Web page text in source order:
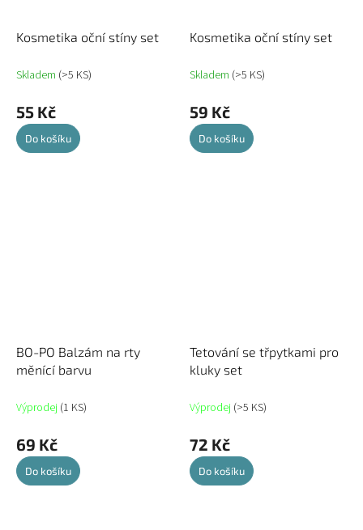
Kosmetika oční stíny set
Skladem (>5 KS)
55 Kč
Do košíku
Kosmetika oční stíny set
Skladem (>5 KS)
59 Kč
Do košíku
BO-PO Balzám na rty
měnící barvu
Výprodej (1 KS)
69 Kč
Do košíku
Tetování se třpytkami pro
kluky set
Výprodej (>5 KS)
72 Kč
Do košíku